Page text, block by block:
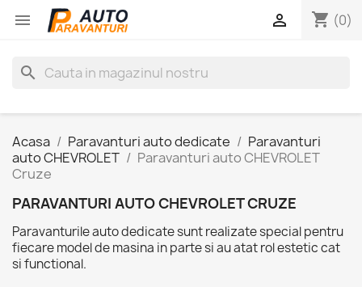
 shopping_cart (0)

search
Acasa Paravanturi auto dedicate
Paravanturi
auto CHEVROLET
Paravanturi auto CHEVROLET
Cruze
PARAVANTURI AUTO CHEVROLET CRUZE
Paravanturile auto dedicate sunt realizate special pentru
fiecare model de masina in parte si au atat rol estetic cat
si functional.